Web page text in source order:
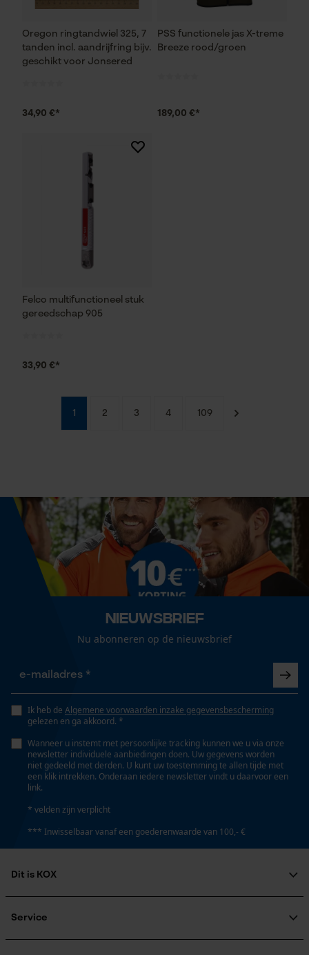
Oregon ringtandwiel 325, 7
tanden incl. aandrijfring bijv.
geschikt voor Jonsered
34,90 €*
PSS functionele jas X-treme
Breeze rood/groen
189,00 €*
Felco multifunctioneel stuk
gereedschap 905
33,90 €*
1 2 3 4 109
Nieuwsbrief
Nu abonneren op de nieuwsbrief
Ik heb de Algemene voorwaarden inzake gegevensbescherming
gelezen en ga akkoord. *
Wanneer u instemt met persoonlijke tracking kunnen we u via onze
newsletter individuele aanbiedingen doen. Uw gegevens worden
niet gedeeld met derden. U kunt uw toestemming te allen tijde met
een klik intrekken. Onderaan iedere newsletter vindt u daarvoor een
link.
* velden zijn verplicht
*** Inwisselbaar vanaf een goederenwaarde van 100,- €
Dit is KOX
Maatschappelijke betrokkenheid
Service
Google Maps
Marketing Cookies
Microsoft Advertising Universal